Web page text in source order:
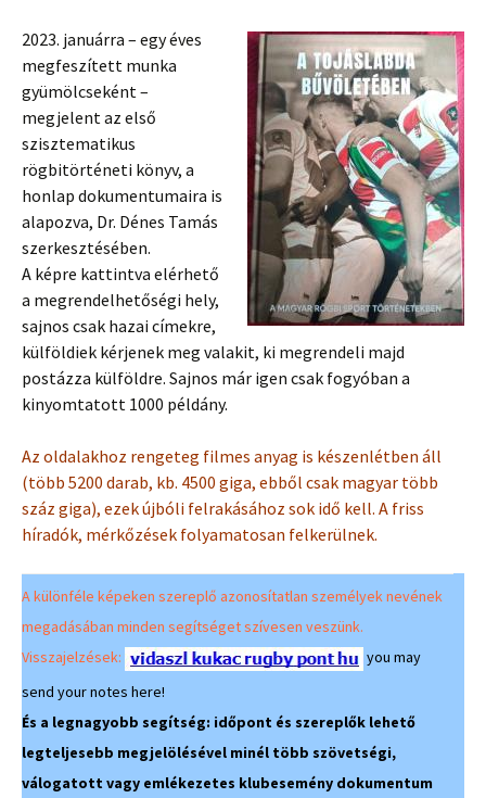
2023. januárra – egy éves
megfeszített munka
gyümölcseként –
megjelent az első
szisztematikus
rögbitörténeti könyv, a
honlap dokumentumaira is
alapozva, Dr. Dénes Tamás
szerkesztésében.
A képre kattintva elérhető
a megrendelhetőségi hely,
sajnos csak hazai címekre,
külföldiek kérjenek meg valakit, ki megrendeli majd
postázza külföldre. Sajnos már igen csak fogyóban a
kinyomtatott 1000 példány.
Az oldalakhoz rengeteg filmes anyag is készenlétben áll
(több 5200 darab, kb. 4500 giga, ebből csak magyar több
száz giga), ezek újbóli felrakásához sok idő kell. A friss
híradók, mérkőzések folyamatosan felkerülnek.
A különféle képeken szereplő azonosítatlan személyek nevének
megadásában minden segítséget szívesen veszünk.
Visszajelzések:
you may
send your notes here!
És a legnagyobb segítség: időpont és szereplők lehető
legteljesebb megjelölésével minél több szövetségi,
válogatott vagy emlékezetes klubesemény dokumentum